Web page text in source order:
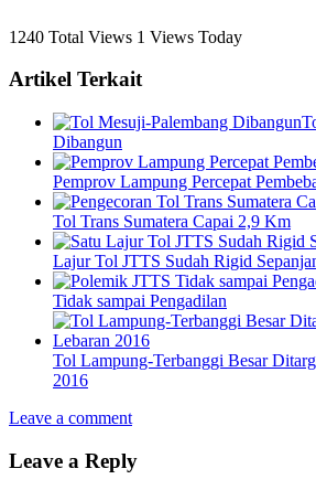
1240 Total Views 1 Views Today
Artikel Terkait
Dibangun
Pemprov Lampung Percepat
Tol Trans Sumatera Capai 2,9 Km
Lajur Tol JTTS Sudah Rigid
Tidak sampai Pengadilan
Tol Lampung-Terbanggi Besar
2016
Leave a comment
Leave a Reply